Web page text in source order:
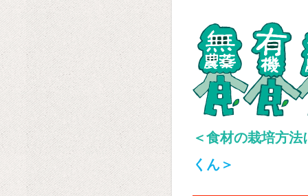
＜食材の栽培方
くん＞